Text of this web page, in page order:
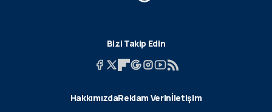
Bizi Takip Edin
HakkımızdaReklam Verinİletişim